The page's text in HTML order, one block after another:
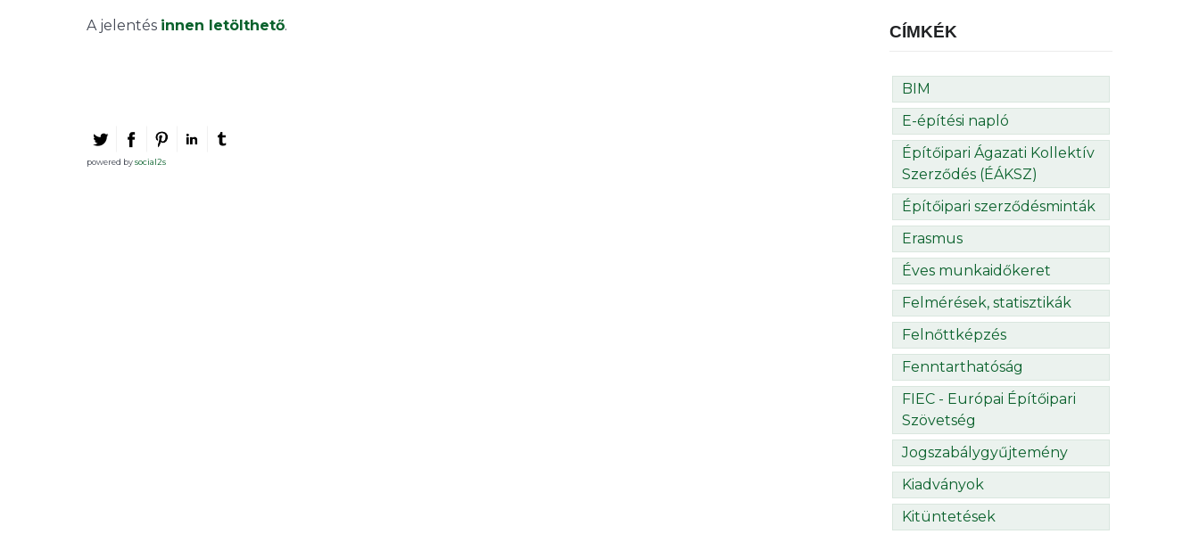
A jelentés innen letölthető.
powered bysocial2s
CÍMKÉK
BIM
E-építési napló
Építőipari Ágazati Kollektív
Szerződés (ÉÁKSZ)
Építőipari szerződésminták
Erasmus
Éves munkaidőkeret
Felmérések, statisztikák
Felnőttképzés
Fenntarthatóság
FIEC - Európai Építőipari
Szövetség
Jogszabálygyűjtemény
Kiadványok
Kitüntetések